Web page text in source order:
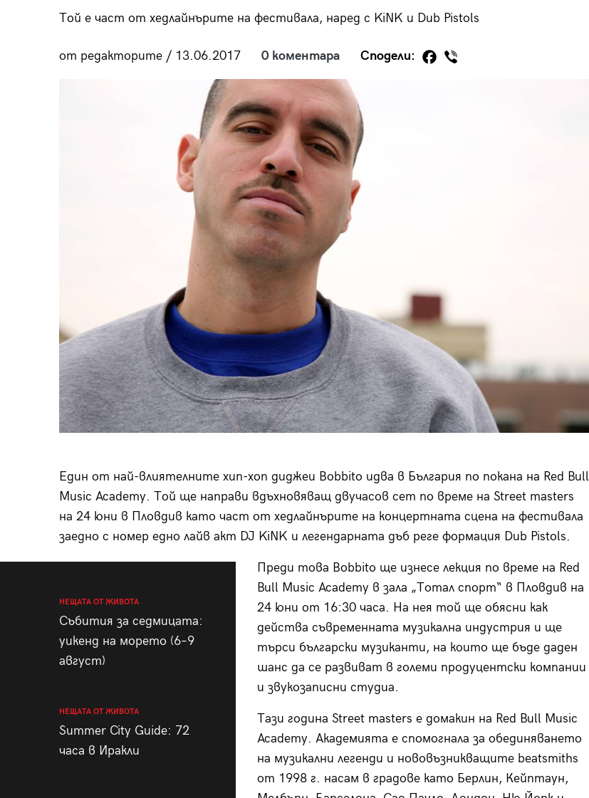
Той е част от хедлайнърите на фестивала, наред с KiNK и Dub Pistols
от редакторите / 13.06.2017 0 коментара Сподели:
Един от най-влиятелните хип-хоп диджеи Bobbito идва в България по покана на Red Bull
Music Academy. Той ще направи вдъхновяващ двучасов сет по време на Street masters
на 24 юни в Пловдив като част от хедлайнърите на концертната сцена на фестивала
заедно с номер едно лайв акт DJ KiNK и легендарната дъб реге формация Dub Pistols.
НЕЩАТА ОТ ЖИВОТА
Събития за седмицата:
уикенд на морето (6–9
август)
НЕЩАТА ОТ ЖИВОТА
Summer City Guide: 72
часа в Иракли
Преди това Bobbito ще изнесе лекция по време на Red
Bull Music Academy в зала „Тотал спорт“ в Пловдив на
24 юни от 16:30 часа. На нея той ще обясни как
действа съвременната музикална индустрия и ще
търси български музиканти, на които ще бъде даден
шанс да се развиват в големи продуцентски компании
и звукозаписни студиа.
Тази година Street masters е домакин на Red Bull Music
Academy. Академията е спомогнала за обединяването
на музикални легенди и нововъзникващите beatsmiths
от 1998 г. насам в градове като Берлин, Кейптаун,
28/29